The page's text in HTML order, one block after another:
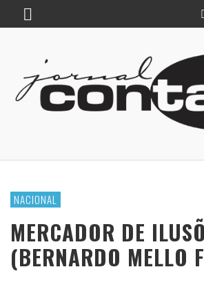
NACIONAL
MERCADOR DE
(BERNARDO MELLO